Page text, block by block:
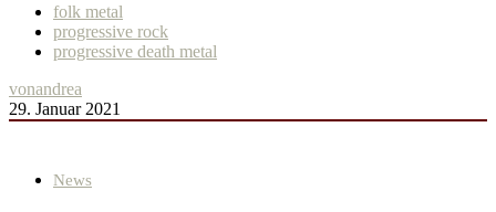
folk metal
progressive rock
progressive death metal
vonandrea
29. Januar 2021
News